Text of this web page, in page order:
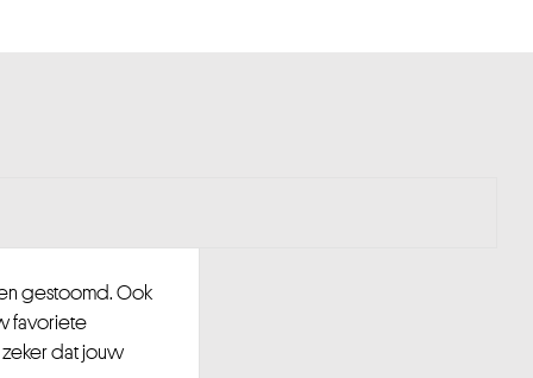
gestoomd. Ook
favoriete
dat jouw